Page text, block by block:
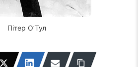
Пітер О’Тул